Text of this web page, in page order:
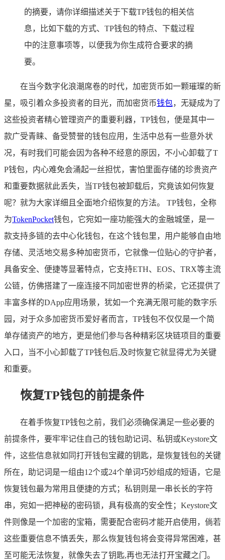
的摘要，请你详细描述关于下载TP钱包的相关信
息，比如下载的方式、TP钱包的特点、下载过程
中的注意事项等，以便我为你生成符合要求的摘
要。
在当今数字化浪潮席卷的时代，加密货币如一颗璀璨的新
星，吸引着众多投资者的目光，而加密货币钱包，无疑成为了
这些投资者精心管理资产的重要利器，TP钱包，便是其中一
款广受青睐、备受赞誉的钱包应用，生活中总有一些意外状
况，有时我们可能会因为各种不经意的原因，不小心卸载了T
P钱包，内心难免会涌起一丝担忧，害怕里面存储的珍贵资产
和重要数据就此丢失，当TP钱包被卸载后，究竟该如何恢复
呢？就为大家详细且全面地介绍恢复的方法。 TP钱包，全称
为TokenPocket钱包，它宛如一座功能强大的金融城堡，是一
款支持多链的去中心化钱包，在这个钱包里，用户能够自由地
存储、灵活地交易多种加密货币，它就像一位贴心的守护者，
具备安全、便捷等显著特点，它支持ETH、EOS、TRX等主流
公链，仿佛搭建了一座连接不同加密世界的桥梁，它还提供了
丰富多样的DApp应用场景，犹如一个充满无限可能的数字乐
园，对于众多加密货币爱好者而言，TP钱包不仅仅是一个简
单存储资产的地方，更是他们参与各种精彩区块链项目的重要
入口，当不小心卸载了TP钱包后,及时恢复它就显得尤为关键
和重要。
恢复TP钱包的前提条件
在着手恢复TP钱包之前，我们必须确保满足一些必要的
前提条件，要牢牢记住自己的钱包助记词、私钥或Keystore文
件，这些信息就如同打开钱包宝藏的钥匙，是恢复钱包的关键
所在，助记词是一组由12个或24个单词巧妙组成的短语，它是
恢复钱包最为常用且便捷的方式；私钥则是一串长长的字符
串，宛如一把神秘的密码锁，具有极高的安全性；Keystore文
件则像是一个加密的宝箱，需要配合密码才能开启使用，倘若
这些重要信息不慎丢失，那么恢复钱包将会变得异常困难，甚
至可能无法恢复，就像失去了钥匙,再也无法打开宝藏之门。